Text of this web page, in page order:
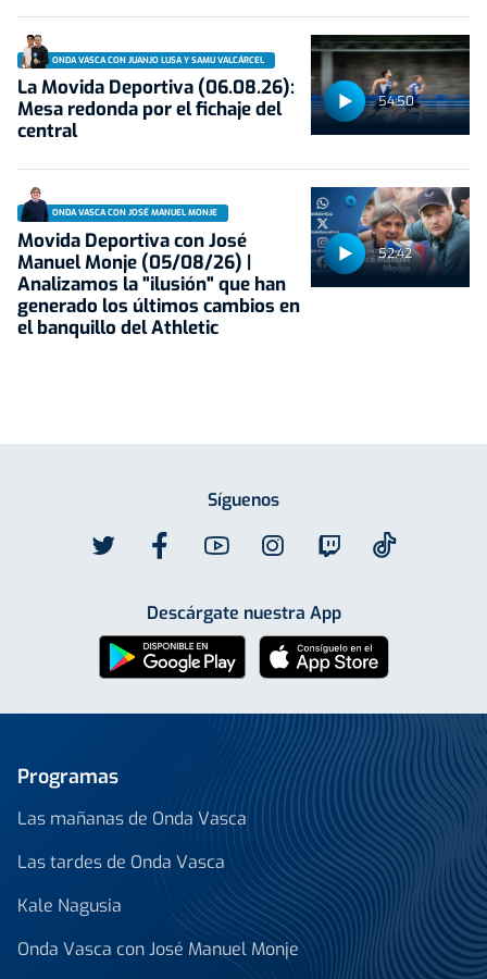
54:50
ONDA VASCA CON JUANJO LUSA Y SAMU VALCÁRCEL
La Movida Deportiva (06.08.26):
Mesa redonda por el fichaje del
central
52:42
ONDA VASCA CON JOSÉ MANUEL MONJE
Movida Deportiva con José
Manuel Monje (05/08/26) |
Analizamos la "ilusión" que han
generado los últimos cambios en
el banquillo del Athletic
Síguenos
Descárgate nuestra App
Programas
Las mañanas de Onda Vasca
Las tardes de Onda Vasca
Kale Nagusia
Onda Vasca con José Manuel Monje